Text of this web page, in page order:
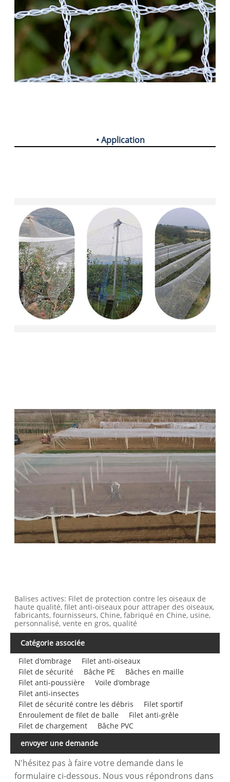
• Application
Balises actives: Filet de protection contre les oiseaux de
haute qualité, filet anti-oiseaux pour attraper des oiseaux,
fabricants, fournisseurs, Chine, fabriqué en Chine, usine,
personnalisé, vente en gros, qualité
Catégorie associée
Filet d'ombrage
Filet anti-oiseaux
Filet de sécurité
Bâche PE
Bâches en maille
Filet anti-poussière
Voile d'ombrage
Filet anti-insectes
Filet de sécurité contre les débris
Filet sportif
Enroulement de filet de balle
Filet anti-grêle
Filet de chargement
Bâche PVC
envoyer une demande
N'hésitez pas à faire votre demande dans le
formulaire ci-dessous. Nous vous répondrons dans